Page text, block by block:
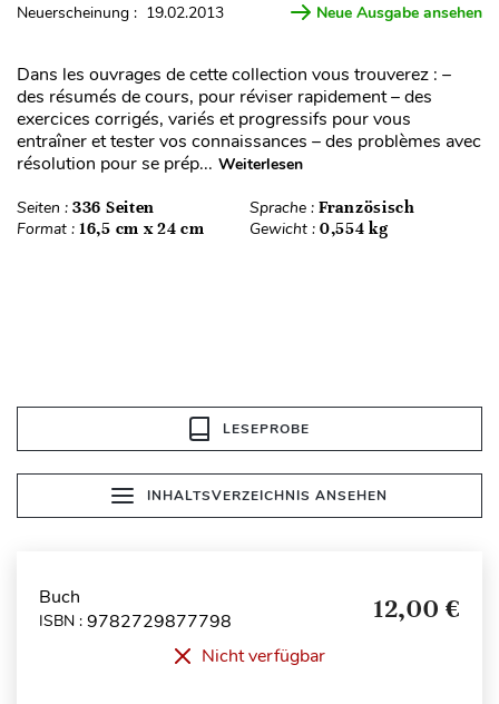
Neuerscheinung : 19.02.2013
Neue Ausgabe ansehen
Dans les ouvrages de cette collection vous trouverez : –
des résumés de cours, pour réviser rapidement – des
exercices corrigés, variés et progressifs pour vous
entraîner et tester vos connaissances – des problèmes avec
résolution pour se prép... Weiterlesen
Seiten : 336 Seiten Sprache : Französisch
Format : 16,5 cm x 24 cm Gewicht : 0,554 kg
LESEPROBE
INHALTSVERZEICHNIS ANSEHEN
Buch
ISBN : 9782729877798 12,00 €
Nicht verfügbar